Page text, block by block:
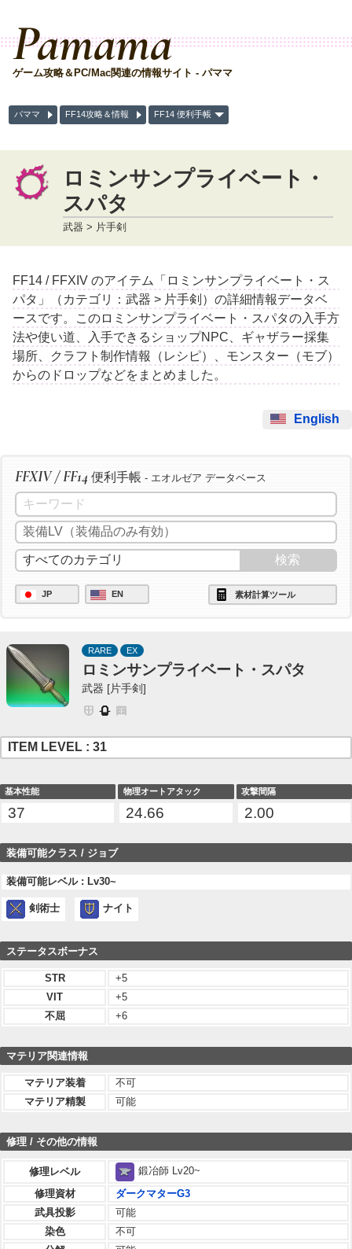
Pamama
ゲーム攻略＆PC/Mac関連の情報サイト - パママ
パママ FF14攻略＆情報 FF14 便利手帳
ロミンサンプライベート・
スパタ
武器 > 片手剣
FF14 / FFXIV のアイテム「ロミンサンプライベート・ス
パタ」（カテゴリ：武器 > 片手剣）の詳細情報データベ
ースです。このロミンサンプライベート・スパタの入手方
法や使い道、入手できるショップNPC、ギャザラー採集
場所、クラフト制作情報（レシピ）、モンスター（モブ）
からのドロップなどをまとめました。
English
FFXIV / FF14 便利手帳 - エオルゼア データベース
JP EN 素材計算ツール
RARE EX
ロミンサンプライベート・スパタ
武器 [片手剣]
ITEM LEVEL : 31
基本性能
37
物理オートアタック
24.66
攻撃間隔
2.00
装備可能クラス / ジョブ
装備可能レベル : Lv30~
剣術士 ナイト
ステータスボーナス
STR
+5
VIT
+5
不屈
+6
マテリア関連情報
マテリア装着
不可
マテリア精製
可能
修理 / その他の情報
修理レベル
鍛冶師 Lv20~
修理資材
ダークマターG3
武具投影
可能
染色
不可